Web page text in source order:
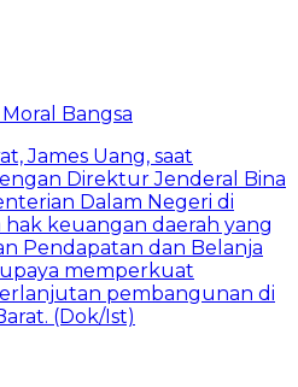
Bangsa